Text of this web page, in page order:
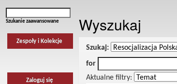
Szukanie zaawansowane
Zespoły i Kolekcje
Zaloguj się
Wyszukaj
Szukaj:
for
Aktualne filtry: